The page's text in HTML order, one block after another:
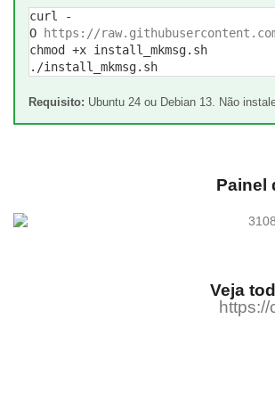
curl -
O
https://
chmod +x install_mkmsg.sh
./install_mkmsg.sh
Requisito: Ubuntu 24 ou Debian 13. Não
Painel
Veja